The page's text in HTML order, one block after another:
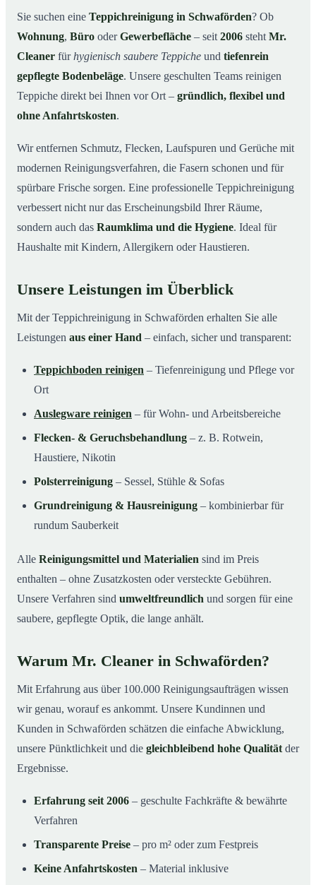
03Warum Mr. Cleaner in Schwaförden?
04Teppichreinigung in Schwaförden und Umgebung
05Jetzt Angebot einholen
Qualität, die man sieht – Profis bei einer
Teppichreinigung in Schwaförden im Einsatz
Sie suchen eine Teppichreinigung in Schwaförden? Ob
Wohnung, Büro oderGewerbefläche – seit 2006 steht Mr.
Cleaner fürhygienisch saubere Teppiche und tiefenrein
gepflegte Bodenbeläge. Unsere geschulten Teams reinigen
Teppiche direkt bei Ihnen vor Ort – gründlich, flexibel und
ohne Anfahrtskosten.
Wir entfernen Schmutz, Flecken, Laufspuren und Gerüche mit
modernen Reinigungsverfahren, die Fasern schonen und für
spürbare Frische sorgen. Eine professionelle Teppichreinigung
verbessert nicht nur das Erscheinungsbild Ihrer Räume,
sondern auch das Raumklima und die Hygiene. Ideal für
Haushalte mit Kindern, Allergikern oder Haustieren.
Unsere Leistungen im Überblick
Mit der Teppichreinigung in Schwaförden erhalten Sie alle
Leistungen aus einer Hand – einfach, sicher und transparent:
Teppichboden reinigen – Tiefenreinigung und Pflege vor
Ort
Auslegware reinigen – für Wohn- und Arbeitsbereiche
Flecken- & Geruchsbehandlung – z. B. Rotwein,
Haustiere, Nikotin
Polsterreinigung – Sessel, Stühle & Sofas
Grundreinigung & Hausreinigung – kombinierbar für
rundum Sauberkeit
Alle Reinigungsmittel und Materialien sind im Preis
enthalten – ohne Zusatzkosten oder versteckte Gebühren.
Unsere Verfahren sind umweltfreundlich und sorgen für eine
saubere, gepflegte Optik, die lange anhält.
Warum Mr. Cleaner in Schwaförden?
Mit Erfahrung aus über 100.000 Reinigungsaufträgen wissen
wir genau, worauf es ankommt. Unsere Kundinnen und
Kunden in Schwaförden schätzen die einfache Abwicklung,
unsere Pünktlichkeit und die gleichbleibend hohe Qualität der
Ergebnisse.
Erfahrung seit 2006 – geschulte Fachkräfte & bewährte
Verfahren
Transparente Preise – pro m² oder zum Festpreis
Keine Anfahrtskosten – Material inklusive